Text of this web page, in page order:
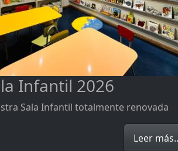
Infantil 2026
Sala Infantil totalmente renovada
Leer